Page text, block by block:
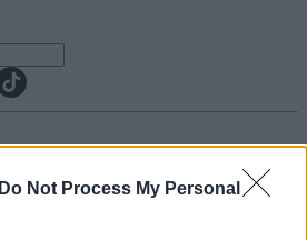
Do Not Process My Personal